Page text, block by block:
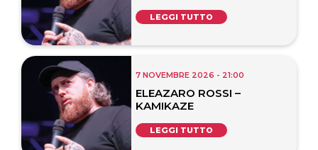
LEGGI TUTTO
7 NOVEMBRE 2026 - 21:00
ELEAZARO ROSSI –
KAMIKAZE
LEGGI TUTTO